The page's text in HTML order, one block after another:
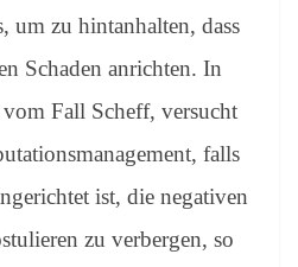
um zu hintanhalten, dass
Schaden anrichten. In
Fall Scheff, versucht
falls
ist, die negativen
zu verbergen, so